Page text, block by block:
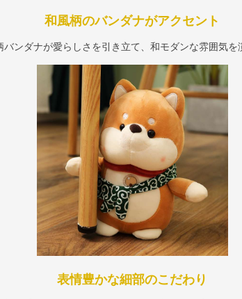
和風柄のバンダナがアクセント
バンダナが愛らしさを引き立て、和モダンな雰囲気を
表情豊かな細部のこだわり